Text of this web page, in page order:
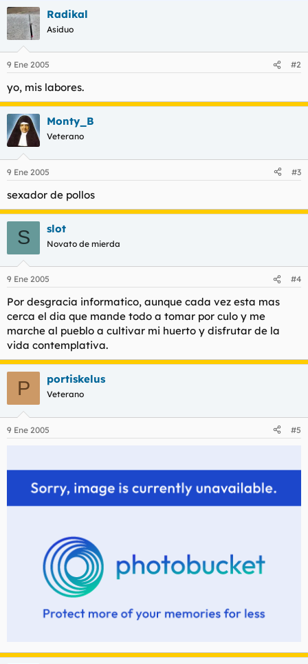
e
m
a
Radikal
Asiduo
9 Ene 2005 #2
yo, mis labores.
Monty_B
Veterano
9 Ene 2005 #3
sexador de pollos
S slot
Novato de mierda
9 Ene 2005 #4
Por desgracia informatico, aunque cada vez esta mas
cerca el dia que mande todo a tomar por culo y me
marche al pueblo a cultivar mi huerto y disfrutar de la
vida contemplativa.
P portiskelus
Veterano
9 Ene 2005 #5